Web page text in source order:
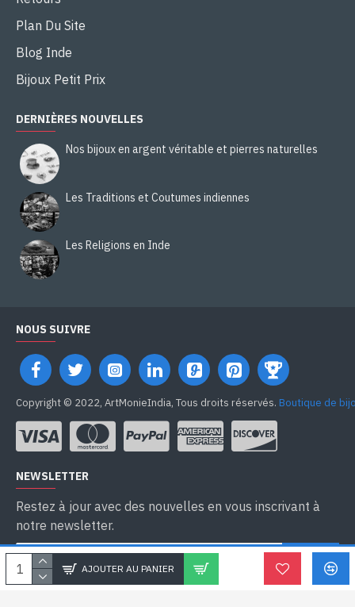
AJOUTER AU PANIER
Plan Du Site
Blog Inde
Bijoux Petit Prix
DERNIÈRES NOUVELLES
Nos bijoux en argent véritable et pierres naturelles
Les Traditions et Coutumes indiennes
Les Religions en Inde
NOUS SUIVRE
Copyright © 2022, ArtMonieIndia, Tous droits réservés. Boutique de
NEWSLETTER
Restez à jour avec des nouvelles en vous inscrivant à
notre newsletter.